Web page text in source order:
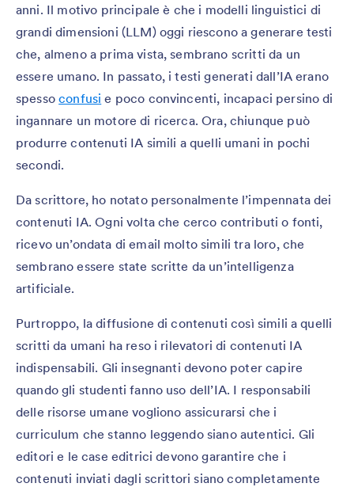
anni. Il motivo principale è che i modelli linguistici di
grandi dimensioni (LLM) oggi riescono a generare testi
che, almeno a prima vista, sembrano scritti da un
essere umano. In passato, i testi generati dall’IA erano
spessoconfusi e poco convincenti, incapaci persino di
ingannare un motore di ricerca. Ora, chiunque può
produrre contenuti IA simili a quelli umani in pochi
secondi.
Da scrittore, ho notato personalmente l’impennata dei
contenuti IA. Ogni volta che cerco contributi o fonti,
ricevo un’ondata di email molto simili tra loro, che
sembrano essere state scritte da un’intelligenza
artificiale.
Purtroppo, la diffusione di contenuti così simili a quelli
scritti da umani ha reso i rilevatori di contenuti IA
indispensabili. Gli insegnanti devono poter capire
quando gli studenti fanno uso dell’IA. I responsabili
delle risorse umane vogliono assicurarsi che i
curriculum che stanno leggendo siano autentici. Gli
editori e le case editrici devono garantire che i
contenuti inviati dagli scrittori siano completamente